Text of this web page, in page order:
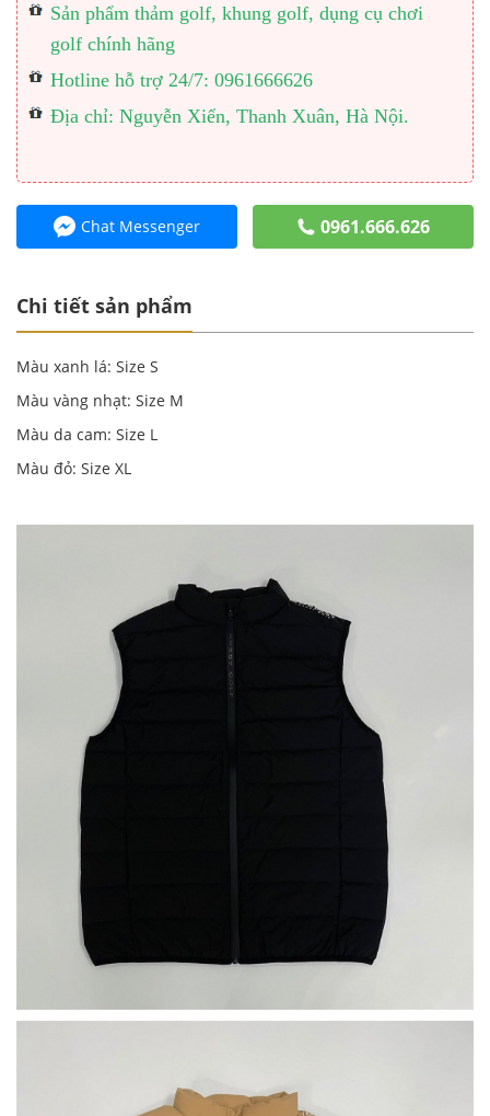
Sản phẩm thảm golf, khung golf, dụng cụ chơi
golf chính hãng
Hotline hỗ trợ 24/7: 0961666626
Địa chỉ: Nguyễn Xiển, Thanh Xuân, Hà Nội.
Chat Messenger 0961.666.626
Chi tiết sản phẩm
Màu xanh lá: Size S
Màu vàng nhạt: Size M
Màu da cam: Size L
Màu đỏ: Size XL